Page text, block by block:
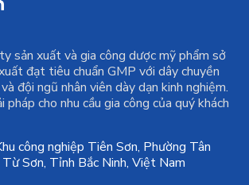
sản xuất và gia công dược mỹ phẩm sở
đạt tiêu chuẩn GMP với dây chuyền
đội ngũ nhân viên dày dạn kinh nghiệm.
cho nhu cầu gia công của quý khách
công nghiệp Tiên Sơn, Phường Tân
Sơn, Tỉnh Bắc Ninh, Việt Nam